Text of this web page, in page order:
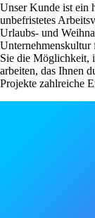
Unser Kunde ist ein
unbefristetes
Urlaubs- und
Unternehmenskultur
Sie die Möglichkeit,
arbeiten, das Ihnen
Projekte zahlreiche